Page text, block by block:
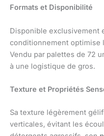
Formats et Disponibilité
Disponible exclusivement
conditionnement optimise
Vendu par palettes de 72
à une logistique de gros.
Texture et Propriétés
Sa texture légèrement
verticales, évitant les